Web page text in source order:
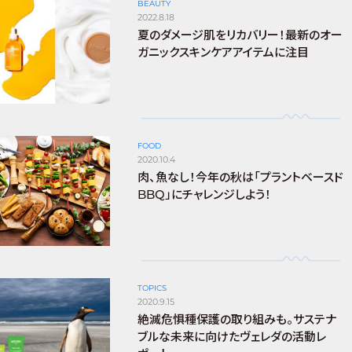
BEAUTY
2022.8.18
夏のダメージ肌をリカバリー！最新のオー
ガニックスキンケアアイテムに注目
FOOD
2020.10.4
肉、魚なし！今年の秋は「プラントベースド
BBQ」にチャレンジしよう！
TOPICS
2020.9.15
絶滅危惧種保護の取り組みも。サステナ
ブルな未来に向けたヴェレダの活動レ